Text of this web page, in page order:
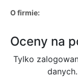
O firmie:
Oceny na
Tylko
danych.